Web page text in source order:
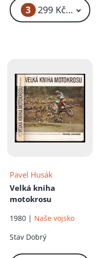
3 299 Kč – 329 Kč
Pavel Husák
Velká kniha
motokrosu
1980 | Naše vojsko
Stav Dobrý